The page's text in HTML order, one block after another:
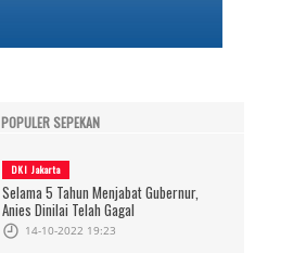
POPULER SEPEKAN
DKI Jakarta
Selama 5 Tahun Menjabat Gubernur,
Anies Dinilai Telah Gagal
14-10-2022 19:23